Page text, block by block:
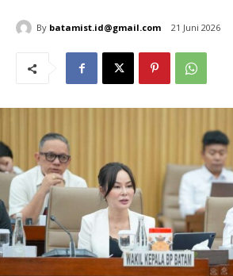
By batamist.id@gmail.com 21 Juni 2026